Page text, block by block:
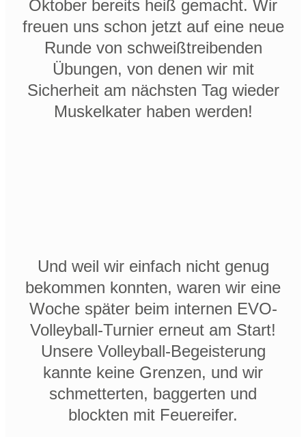
Oktober bereits heiß gemacht. Wir
freuen uns schon jetzt auf eine neue
Runde von schweißtreibenden
Übungen, von denen wir mit
Sicherheit am nächsten Tag wieder
Muskelkater haben werden!
Und weil wir einfach nicht genug
bekommen konnten, waren wir eine
Woche später beim internen EVO-
Volleyball-Turnier erneut am Start!
Unsere Volleyball-Begeisterung
kannte keine Grenzen, und wir
schmetterten, baggerten und
blockten mit Feuereifer.